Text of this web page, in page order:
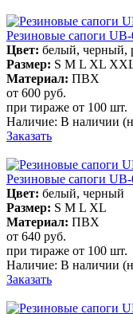
Резиновые сапоги
Цвет: белый, черный,
Размер: S M L XL
Материал: ПВХ
от 600 руб.
при тираже от 100 шт.
Наличие: В наличии
Заказать
Резиновые сапоги
Цвет: белый, черный
Размер: S M L XL
Материал: ПВХ
от 640 руб.
при тираже от 100 шт.
Наличие: В наличии
Заказать